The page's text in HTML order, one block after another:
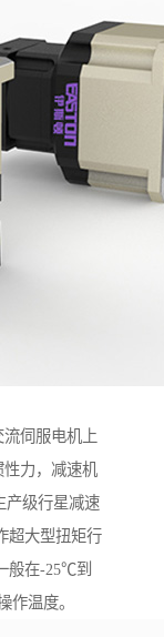
伺服电机上
力，减速机
产级行星减速
超大型扭矩行
般在-25℃到
作温度。